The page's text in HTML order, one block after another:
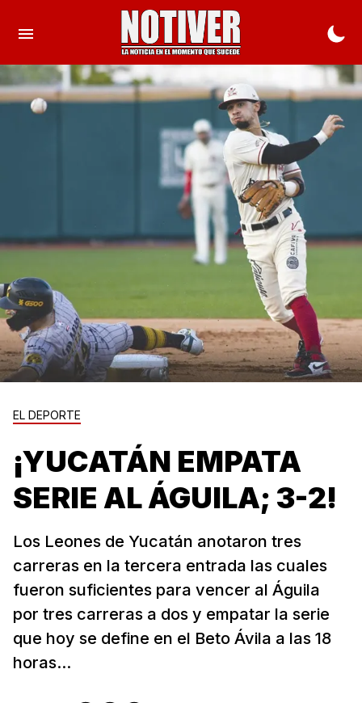
EL DEPORTE
¡YUCATÁN EMPATA
SERIE AL ÁGUILA; 3-2!
Los Leones de Yucatán anotaron tres
carreras en la tercera entrada las cuales
fueron suficientes para vencer al Águila
por tres carreras a dos y empatar la serie
que hoy se define en el Beto Ávila a las 18
horas...